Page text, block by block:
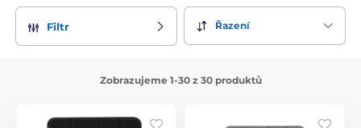
Filtr Řazení
Zobrazujeme 1-30 z 30 produktů